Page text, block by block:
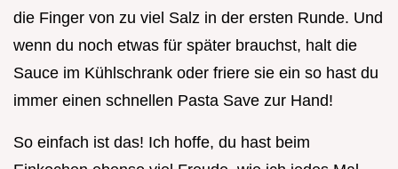
die Finger von zu viel Salz in der ersten Runde. Und
wenn du noch etwas für später brauchst, halt die
Sauce im Kühlschrank oder friere sie ein so hast du
immer einen schnellen Pasta Save zur Hand!
So einfach ist das! Ich hoffe, du hast beim